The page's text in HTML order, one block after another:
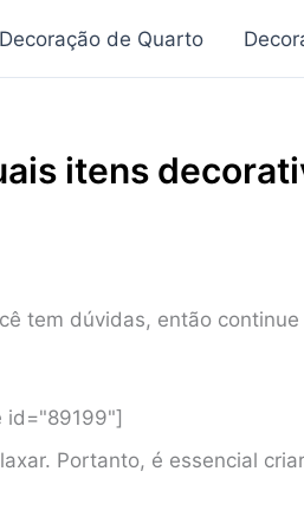
Decoração de Quarto
itens
tem dúvidas, então
id="89199"]
Portanto, é essencial